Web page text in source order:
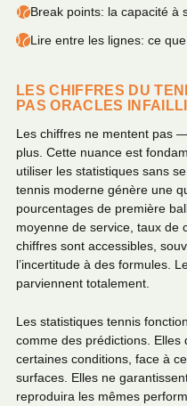
Break points: la capacité à
Lire entre les lignes: ce
LES CHIFFRES DU
PAS ORACLES
Les chiffres ne mentent pas
plus. Cette nuance est
utiliser les statistiques sans
tennis moderne génère une
pourcentages de première
moyenne de service, taux de
chiffres sont accessibles,
l’incertitude à des formules.
parviennent totalement.
Les statistiques tennis
comme des prédictions. Elles
certaines conditions, face à
surfaces. Elles ne
reproduira les mêmes